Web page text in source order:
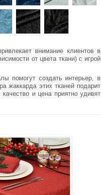
внимание клиентов в
от цвета ткани) с игрой
помогут создать интерьер, в
жаккарда этих тканей подарит
и цена приятно удивят